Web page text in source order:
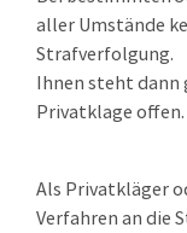
aller Umstände
Strafverfolgung.
Ihnen steht dann
Privatklage offen.
Als Privatkläger
Verfahren an die